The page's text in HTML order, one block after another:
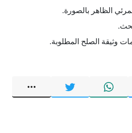
الظاهر بالصورة.
وثيقة الصلح المطلوبة.